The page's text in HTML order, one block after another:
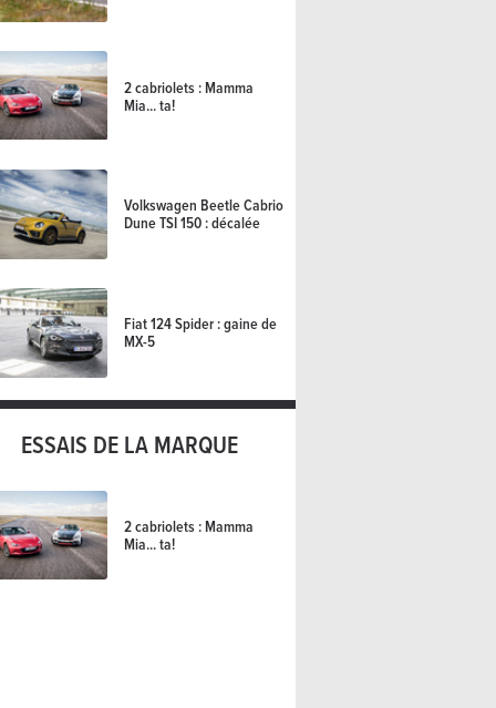
2 cabriolets : Mamma
Mia... ta!
Volkswagen Beetle Cabrio
Dune TSI 150 : décalée
Fiat 124 Spider : gaine de
MX-5
ESSAIS DE LA MARQUE
2 cabriolets : Mamma
Mia... ta!